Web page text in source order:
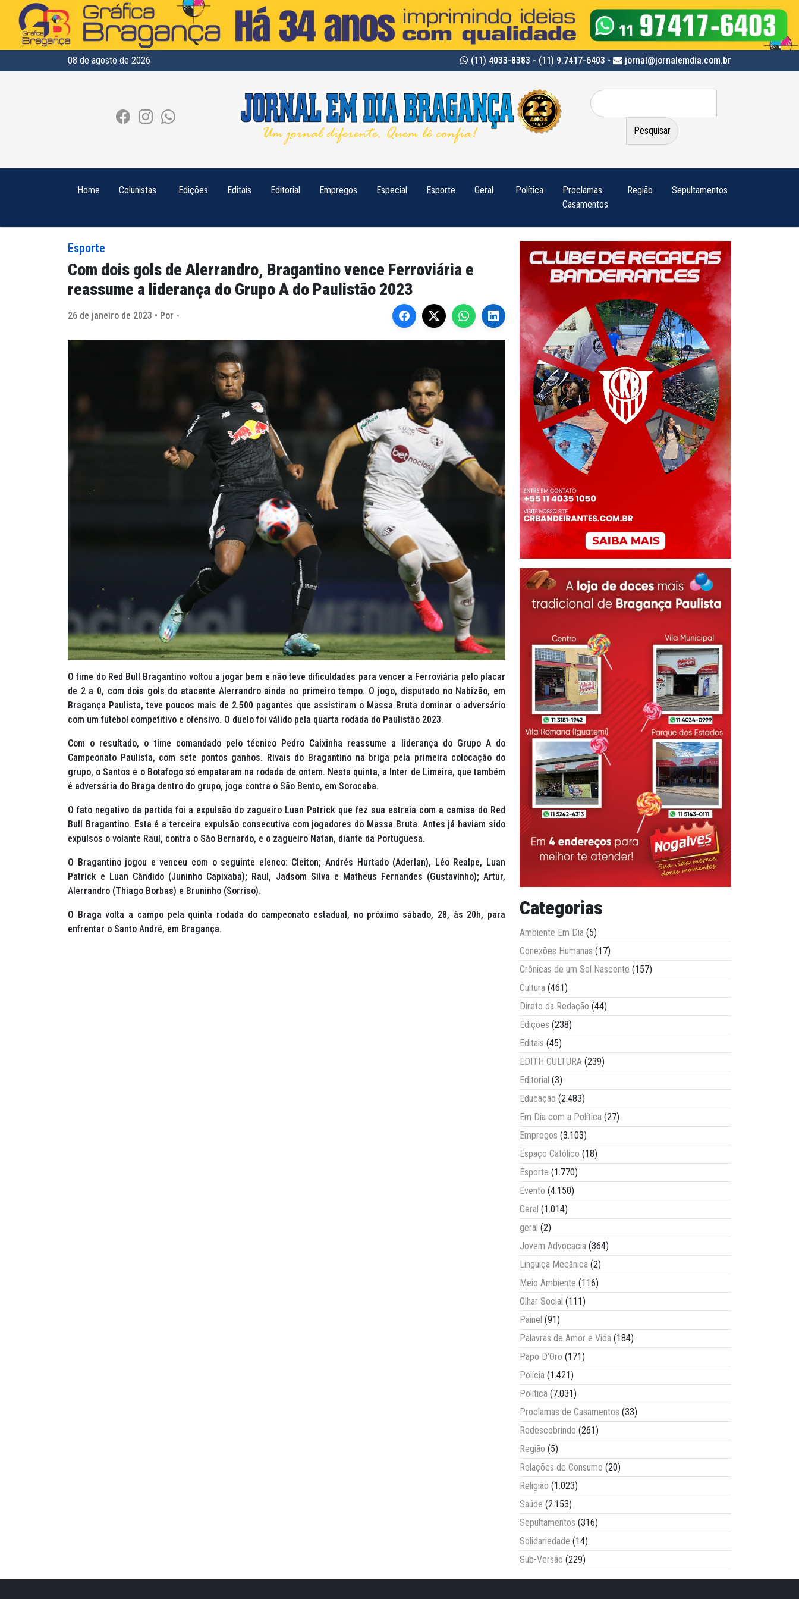
08 de agosto de 2026 (11) 4033-8383 - (11) 9.7417-6403 - jornal@jornalemdia.com.br
Pesquisar
por:
Home Colunistas Edições Editais Editorial Empregos Especial Esporte Geral Política
Proclamas
Casamentos
Região Sepultamentos
Esporte
Com dois gols de Alerrandro, Bragantino vence Ferroviária e
reassume a liderança do Grupo A do Paulistão 2023
26 de janeiro de 2023 • Por -
O time do Red Bull Bragantino voltou a jogar bem e não teve dificuldades para vencer a Ferroviária pelo placar
de 2 a 0, com dois gols do atacante Alerrandro ainda no primeiro tempo. O jogo, disputado no Nabizão, em
Bragança Paulista, teve poucos mais de 2.500 pagantes que assistiram o Massa Bruta dominar o adversário
com um futebol competitivo e ofensivo. O duelo foi válido pela quarta rodada do Paulistão 2023.
Com o resultado, o time comandado pelo técnico Pedro Caixinha reassume a liderança do Grupo A do
Campeonato Paulista, com sete pontos ganhos. Rivais do Bragantino na briga pela primeira colocação do
grupo, o Santos e o Botafogo só empataram na rodada de ontem. Nesta quinta, a Inter de Limeira, que também
é adversária do Braga dentro do grupo, joga contra o São Bento, em Sorocaba.
O fato negativo da partida foi a expulsão do zagueiro Luan Patrick que fez sua estreia com a camisa do Red
Bull Bragantino. Esta é a terceira expulsão consecutiva com jogadores do Massa Bruta. Antes já haviam sido
expulsos o volante Raul, contra o São Bernardo, e o zagueiro Natan, diante da Portuguesa.
O Bragantino jogou e venceu com o seguinte elenco: Cleiton; Andrés Hurtado (Aderlan), Léo Realpe, Luan
Patrick e Luan Cândido (Juninho Capixaba); Raul, Jadsom Silva e Matheus Fernandes (Gustavinho); Artur,
Alerrandro (Thiago Borbas) e Bruninho (Sorriso).
O Braga volta a campo pela quinta rodada do campeonato estadual, no próximo sábado, 28, às 20h, para
enfrentar o Santo André, em Bragança.
Categorias
Ambiente Em Dia (5)
Conexões Humanas (17)
Crônicas de um Sol Nascente (157)
Cultura (461)
Direto da Redação (44)
Edições (238)
Editais (45)
EDITH CULTURA (239)
Editorial (3)
Educação (2.483)
Em Dia com a Política (27)
Empregos (3.103)
Espaço Católico (18)
Esporte (1.770)
Evento (4.150)
Geral (1.014)
geral (2)
Jovem Advocacia (364)
Linguiça Mecânica (2)
Meio Ambiente (116)
Olhar Social (111)
Painel (91)
Palavras de Amor e Vida (184)
Papo D'Oro (171)
Polícia (1.421)
Política (7.031)
Proclamas de Casamentos (33)
Redescobrindo (261)
Região (5)
Relações de Consumo (20)
Religião (1.023)
Saúde (2.153)
Sepultamentos (316)
Solidariedade (14)
Sub-Versão (229)